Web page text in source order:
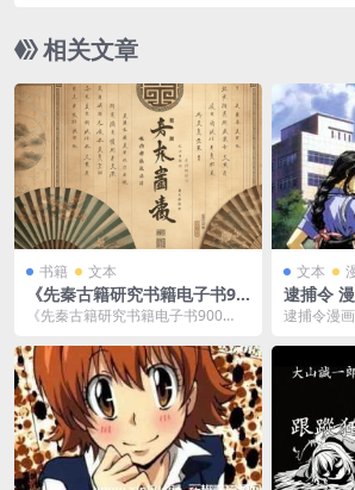
相关文章
书籍 文本
《先秦古籍研究书籍电子书90
0+册》[PDF]百度云网盘下载
《先秦古籍研究书籍电子书900
压缩处理，百度...
文本
逮捕令
6卷
逮捕令漫
6卷文...